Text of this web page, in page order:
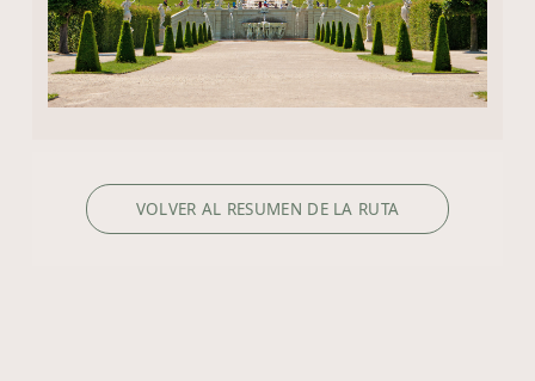
VOLVER AL RESUMEN DE LA RUTA